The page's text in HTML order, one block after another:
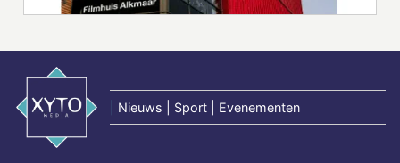
Nieuws | Sport | Evenementen